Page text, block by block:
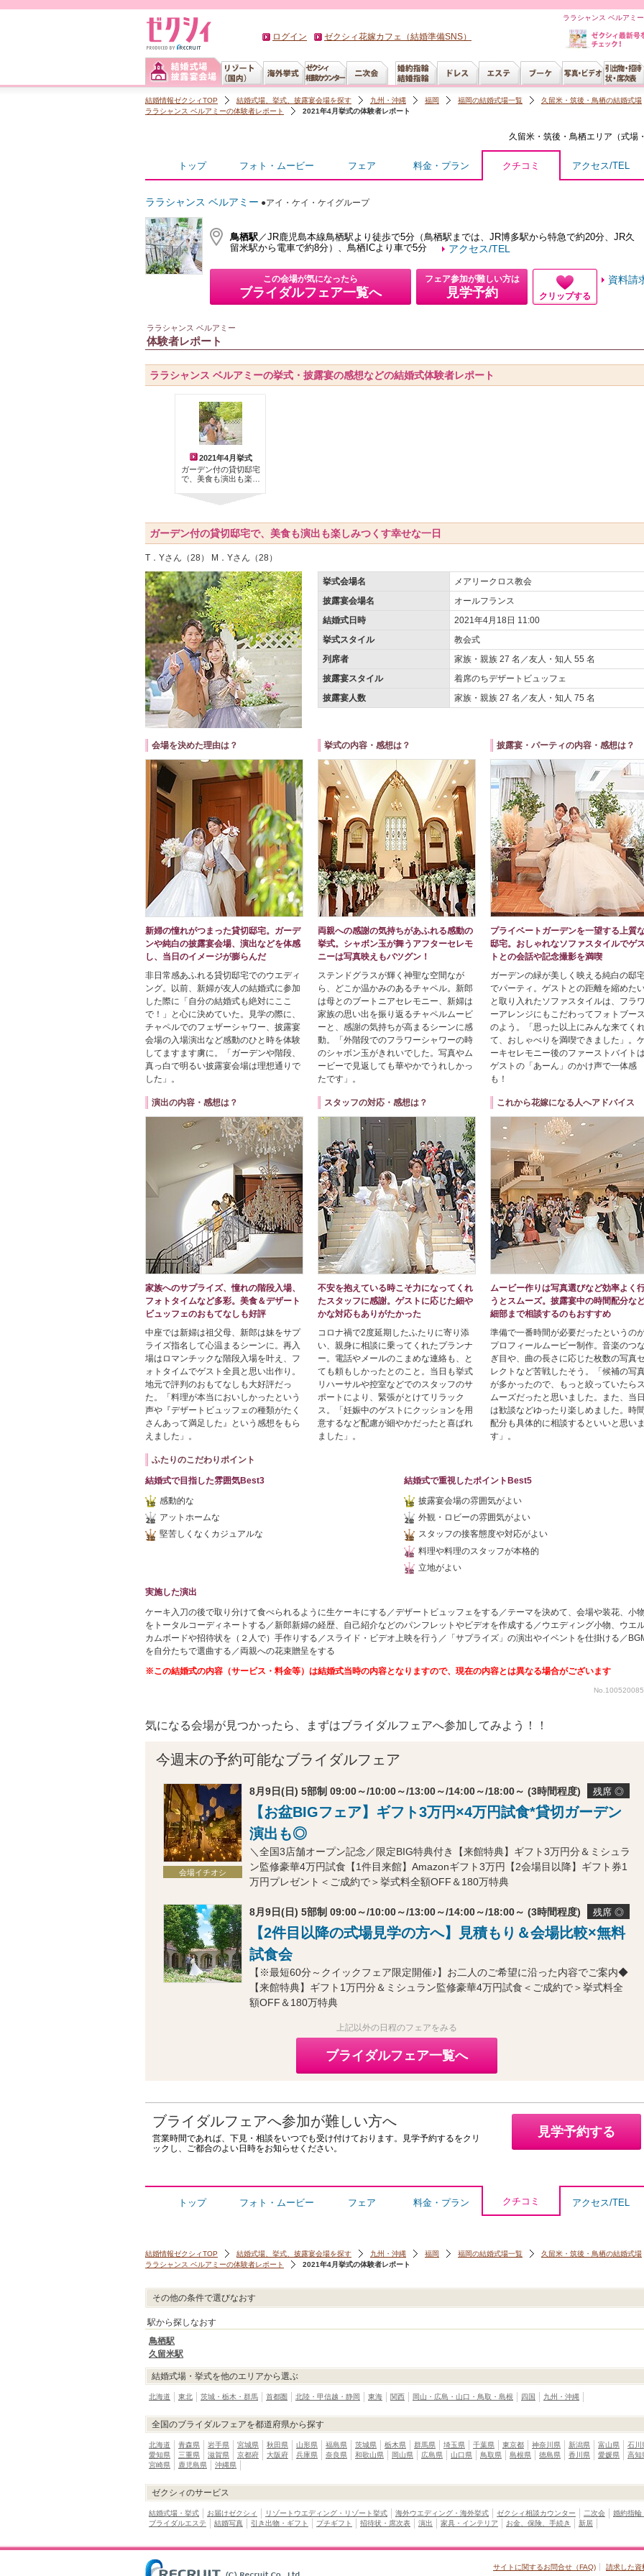
ララシャンス ベルアミ
ログイン ゼクシィ花嫁カフェ（結婚準備SNS）
結婚情報ゼクシィTOP 結婚式場、挙式、披露宴会場を探す 九州・沖縄 福岡 福岡の結婚式場一覧 久留米・筑後・鳥栖の結婚式場
ララシャンス ベルアミーの体験者レポート
2021年4月挙式の体験者レポート
久留米・筑後・鳥栖エリア（式場
トップ フォト・ムービー フェア 料金・プラン クチコミ アクセス/TEL
ララシャンス ベルアミー ●アイ・ケイ・ケイグループ
鳥栖駅／JR鹿児島本線鳥栖駅より徒歩で5分（鳥栖駅までは、JR博多駅から特急で約20分、JR久
留米駅から電車で約8分）、鳥栖ICより車で5分
アクセス/TEL
この会場が気になったら
ブライダルフェア一覧へ
フェア参加が難しい方は
見学予約 クリップする
資料請
ララシャンス ベルアミー
体験者レポート
ララシャンス ベルアミーの挙式・披露宴の感想などの結婚式体験者レポート
2021年4月挙式
ガーデン付の貸切邸宅
で、美食も演出も楽…
ガーデン付の貸切邸宅で、美食も演出も楽しみつくす幸せな一日
T．Yさん（28） M．Yさん（28）
挙式会場名
メアリークロス教会
披露宴会場名
オールフランス
結婚式日時
2021年4月18日 11:00
挙式スタイル
教会式
列席者
家族・親族 27 名／友人・知人 55 名
披露宴スタイル
着席のちデザートビュッフェ
披露宴人数
家族・親族 27 名／友人・知人 75 名
会場を決めた理由は？
新婦の憧れがつまった貸切邸宅。ガーデ
ンや純白の披露宴会場、演出などを体感
し、当日のイメージが膨らんだ
非日常感あふれる貸切邸宅でのウエディ
ング。以前、新婦が友人の結婚式に参加
した際に「自分の結婚式も絶対にここ
で！」と心に決めていた。見学の際に、
チャペルでのフェザーシャワー、披露宴
会場の入場演出など感動のひと時を体験
してますます虜に。「ガーデンや階段、
真っ白で明るい披露宴会場は理想通りで
した」。
挙式の内容・感想は？
両親への感謝の気持ちがあふれる感動の
挙式。シャボン玉が舞うアフターセレモ
ニーは写真映えもバツグン！
ステンドグラスが輝く神聖な空間なが
ら、どこか温かみのあるチャペル。新郎
は母とのブートニアセレモニー、新婦は
家族の思い出を振り返るチャペルムービ
ーと、感謝の気持ちが高まるシーンに感
動。「外階段でのフラワーシャワーの時
のシャボン玉がきれいでした。写真やム
ービーで見返しても華やかでうれしかっ
たです」。
披露宴・パーティの内容・感想は？
プライベートガーデンを一望する上質
邸宅。おしゃれなソファスタイルでゲス
トとの会話や記念撮影を満喫
ガーデンの緑が美しく映える純白の邸
でパーティ。ゲストとの距離を縮めた
と取り入れたソファスタイルは、フラワ
ーアレンジにもこだわってフォトブース
のよう。「思った以上にみんな来てく
て、おしゃべりを満喫できました」。ケ
ーキセレモニー後のファーストバイトは
ゲストの「あーん」のかけ声で一体感
も！
演出の内容・感想は？
家族へのサプライズ、憧れの階段入場、
フォトタイムなど多彩。美食＆デザート
ビュッフェのおもてなしも好評
中座では新婦は祖父母、新郎は妹をサプ
ライズ指名して心温まるシーンに。再入
場はロマンチックな階段入場を叶え、フ
ォトタイムでゲスト全員と思い出作り。
地元で評判のおもてなしも大好評だっ
た。「料理が本当においしかったという
声や『デザートビュッフェの種類がたく
さんあって満足した』という感想をもら
えました」。
スタッフの対応・感想は？
不安を抱えている時こそ力になってくれ
たスタッフに感謝。ゲストに応じた細や
かな対応もありがたかった
コロナ禍で2度延期したふたりに寄り添
い、親身に相談に乗ってくれたプランナ
ー。電話やメールのこまめな連絡も、と
ても頼もしかったとのこと。当日も挙式
リハーサルや控室などでのスタッフのサ
ポートにより、緊張がとけてリラック
ス。「妊娠中のゲストにクッションを用
意するなど配慮が細やかだったと喜ばれ
ました」。
これから花嫁になる人へアドバイス
ムービー作りは写真選びなど効率よく
うとスムーズ。披露宴中の時間配分な
細部まで相談するのもおすすめ
準備で一番時間が必要だったというの
プロフィールムービー制作。音楽のつな
ぎ目や、曲の長さに応じた枚数の写真セ
レクトなど苦戦したそう。「候補の写
が多かったので、もっと絞っていたらス
ムーズだったと思いました。また、当日
は歓談などゆったり楽しめました。時間
配分も具体的に相談するといいと思いま
す」。
ふたりのこだわりポイント
結婚式で目指した雰囲気Best3
感動的な
アットホームな
堅苦しくなくカジュアルな
結婚式で重視したポイントBest5
披露宴会場の雰囲気がよい
外観・ロビーの雰囲気がよい
スタッフの接客態度や対応がよい
料理や料理のスタッフが本格的
立地がよい
実施した演出
ケーキ入刀の後で取り分けて食べられるように生ケーキにする／デザートビュッフェをする／テーマを決めて、会場や装花、小物
をトータルコーディネートする／新郎新婦の経歴、自己紹介などのパンフレットやビデオを作成する／ウエディング小物、ウエ
カムボードや招待状を（２人で）手作りする／スライド・ビデオ上映を行う／「サプライズ」の演出やイベントを仕掛ける／
を自分たちで選曲する／両親への花束贈呈をする
※この結婚式の内容（サービス・料金等）は結婚式当時の内容となりますので、現在の内容とは異なる場合がございます
気になる会場が見つかったら、まずはブライダルフェアへ参加してみよう！！
今週末の予約可能なブライダルフェア
会場イチオシ
8月9日(日) 5部制 09:00～/10:00～/13:00～/14:00～/18:00～ (3時間程度) 残席 ◎
【お盆BIGフェア】ギフト3万円×4万円試食*貸切ガーデン
演出も◎
＼全国3店舗オープン記念／限定BIG特典付き【来館特典】ギフト3万円分＆ミシュラ
ン監修豪華4万円試食【1件目来館】Amazonギフト3万円【2会場目以降】ギフト券1
万円プレゼント＜ご成約で＞挙式料全額OFF＆180万特典
8月9日(日) 5部制 09:00～/10:00～/13:00～/14:00～/18:00～ (3時間程度) 残席 ◎
【2件目以降の式場見学の方へ】見積もり＆会場比較×無料
試食会
【※最短60分～クイックフェア限定開催♪】お二人のご希望に沿った内容でご案内◆
【来館特典】ギフト1万円分＆ミシュラン監修豪華4万円試食＜ご成約で＞挙式料全
額OFF＆180万特典
上記以外の日程のフェアをみる
ブライダルフェア一覧へ
ブライダルフェアへ参加が難しい方へ
営業時間であれば、下見・相談をいつでも受け付けております。見学予約するをクリ
ックし、ご都合のよい日時をお知らせください。
見学予約する
トップ フォト・ムービー フェア 料金・プラン クチコミ アクセス/TEL
結婚情報ゼクシィTOP 結婚式場、挙式、披露宴会場を探す 九州・沖縄 福岡 福岡の結婚式場一覧 久留米・筑後・鳥栖の結婚式場
ララシャンス ベルアミーの体験者レポート
2021年4月挙式の体験者レポート
その他の条件で選びなおす
駅から探しなおす
鳥栖駅
久留米駅
結婚式場・挙式を他のエリアから選ぶ
北海道 東北 茨城・栃木・群馬 首都圏 北陸・甲信越・静岡 東海 関西 岡山・広島・山口・鳥取・島根 四国 九州・沖縄
全国のブライダルフェアを都道府県から探す
北海道 青森県 岩手県 宮城県 秋田県 山形県 福島県 茨城県 栃木県 群馬県 埼玉県 千葉県 東京都 神奈川県 新潟県 富山県 石川
愛知県
三重県 滋賀県 京都府 大阪府 兵庫県 奈良県 和歌山県 岡山県 広島県 山口県 鳥取県 島根県 徳島県 香川県 愛媛県 高知
宮崎県
鹿児島県 沖縄県
ゼクシィのサービス
結婚式場・挙式 お届けゼクシィ リゾートウエディング・リゾート挙式 海外ウエディング・海外挙式 ゼクシィ相談カウンター 二次会 婚約指輪
ブライダルエステ
結婚写真 引き出物・ギフト プチギフト 招待状・席次表 演出 家具・インテリア お金、保険、手続き 新居
サイトに関するお問合せ（FAQ) 請求した資